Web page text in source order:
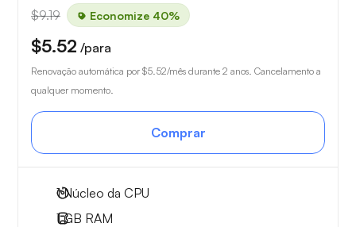
$9.19 Economize 40%
$5.52 /para
Renovação automática por $5.52/mês durante 2 anos. Cancelamento a
qualquer momento.
Comprar
1Núcleo da CPU
1 GB RAM